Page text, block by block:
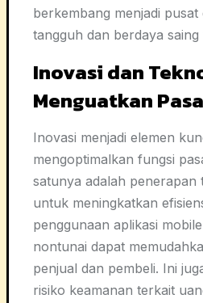
berkembang menjadi
tangguh dan berdaya saing
Inovasi dan
Menguatkan
Inovasi menjadi elemen
mengoptimalkan fungsi
satunya adalah penerapan
untuk meningkatkan
penggunaan aplikasi
nontunai dapat
penjual dan pembeli. Ini
risiko keamanan terkait